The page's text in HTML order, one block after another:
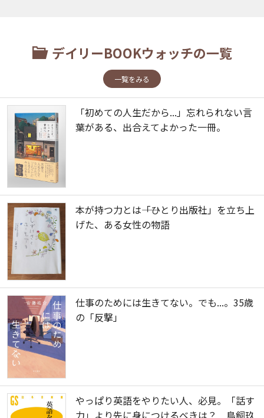
デイリーBOOKウォッチの一覧
一覧をみる
「初めての人生だから...」忘れられない言
葉がある、出合えてよかった一冊。
本が持つ力とは――「ひとり出版社」を立ち上
げた、ある女性の物語
仕事のためには生きてない。でも...。35歳
の「反撃」
やっぱり英語をやりたい人、必見。「話す
力」より先に身につけるべきは？ 鳥飼玖